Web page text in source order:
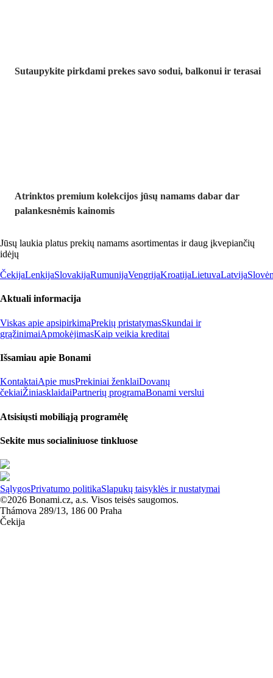
Sutaupykite pirkdami prekes savo sodui, balkonui ir terasai
Atrinktos premium kolekcijos jūsų namams dabar dar
palankesnėmis kainomis
Jūsų laukia platus prekių namams asortimentas ir daug įkvepiančių
idėjų
ČekijaLenkijaSlovakijaRumunijaVengrijaKroatijaLietuvaLatvija
Aktuali informacija
Viskas apie apsipirkimąPrekių pristatymasSkundai ir
grąžinimaiApmokėjimasKaip veikia kreditai
Išsamiau apie Bonami
KontaktaiApie musPrekiniai ženklaiDovanų
čekiaiŽiniasklaidaiPartnerių programaBonami verslui
Atsisiųsti mobiliąją programėlę
Sekite mus socialiniuose tinkluose
SąlygosPrivatumo politikaSlapukų taisyklės ir nustatymai
©2026 Bonami.cz, a.s. Visos teisės saugomos.
Thámova 289/13, 186 00 Praha
Čekija